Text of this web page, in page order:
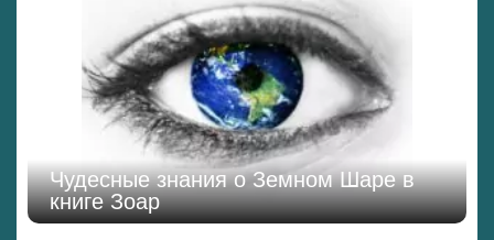
Чудесные знания о Земном Шаре в
книге Зоар